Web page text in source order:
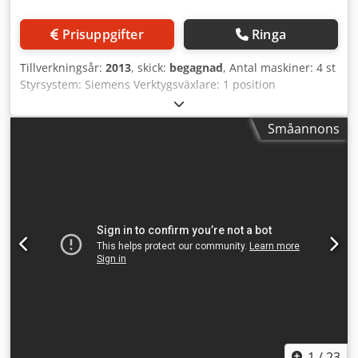
Modell: KD 10 Motoreffekt: 6,6 kW Varvtal: 6.000 rpm NC-
positionering Enhet 3: Förfräsningsaggregat Motoreffekt: 4
kW Varvtal: 8.640 rpm Automatisk inkoppling NC-
positionering Lim- och kantsystem Platser för kantmagasin:
24 Försmältningsenhet: ROBATECH PU-Premelter 18 Laser
Lampor för förvärmning av skivsida
Kantbearbetningsenheter Antal kantbearbetningsenheter:
8 Kantenhet 1: Kapaggregat Antal motorer: 2 NC-
Antal motorer: 2 Automatiskt verktygsbyte NC-
positionering Kantenhet 5:
Fräs-/grovbearbetningsaggregat Antal motorer: 1
Styrsystem: POWER CONTROL PC 21 Streckkodsläsare
Prisuppgifter Ringa
Tillverkningsår: 2013, skick: begagnad, Antal maskiner: 4 st
Styrsystem: Siemens Verktygsväxlare: 1 position
Anläggningen består av 4 maskiner: - Soraluce FR 9000I -
Soraluce RR 9000II - Soraluce FP 8000 - Soraluce PM 6000
Arbetsstyckesuppställningsplatser Reservpallar
400 egna maskiner i lager - mer än 15 000 m² lageryta,
krankapacitet 70 ton - fler än 10 000 tillbehörsartiklar för
din verkstad Vill du sälja maskiner, produktionslinjer eller
Småannons